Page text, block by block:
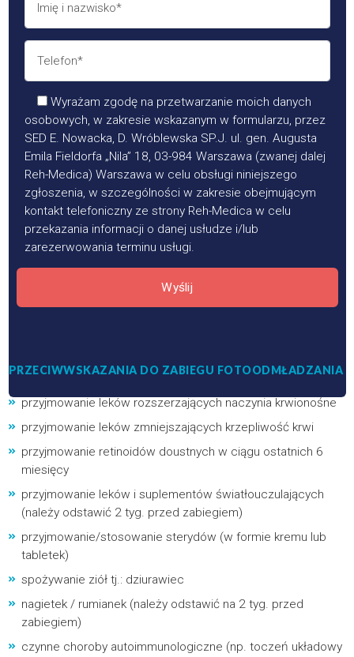
Wyrażam zgodę na przetwarzanie moich danych
osobowych, w zakresie wskazanym w formularzu, przez
SED E. Nowacka, D. Wróblewska SP.J. ul. gen. Augusta
Emila Fieldorfa „Nila” 18, 03-984 Warszawa (zwanej dalej
Reh-Medica) Warszawa w celu obsługi niniejszego
zgłoszenia, w szczególności w zakresie obejmującym
kontakt telefoniczny ze strony Reh-Medica w celu
przekazania informacji o danej usłudze i/lub
zarezerwowania terminu usługi.
Wyślij
PRZECIWWSKAZANIA DO ZABIEGU FOTOODMŁADZANIA
przyjmowanie leków rozszerzających naczynia krwionośne
przyjmowanie leków zmniejszających krzepliwość krwi
przyjmowanie retinoidów doustnych w ciągu ostatnich 6
miesięcy
przyjmowanie leków i suplementów światłouczulających
(należy odstawić 2 tyg. przed zabiegiem)
przyjmowanie/stosowanie sterydów (w formie kremu lub
tabletek)
spożywanie ziół tj.: dziurawiec
nagietek / rumianek (należy odstawić na 2 tyg. przed
zabiegiem)
czynne choroby autoimmunologiczne (np. toczeń układowy